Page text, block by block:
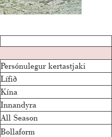
Persónulegur kertastjaki
Lífið
Kína
Innandyra
All Season
Bollaform